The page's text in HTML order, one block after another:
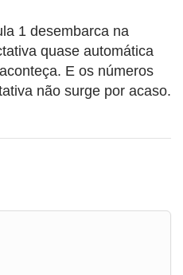
1 desembarca na
quase automática
E os números
não surge por acaso.